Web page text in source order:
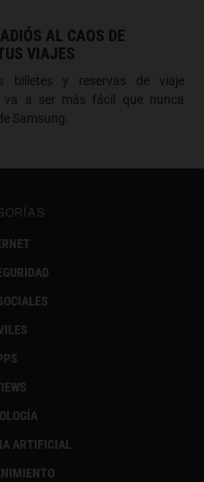
AL CAOS DE
VIAJES
billetes y reservas de viaje
a ser más fácil que nunca
Samsung.
ARTIFICIAL